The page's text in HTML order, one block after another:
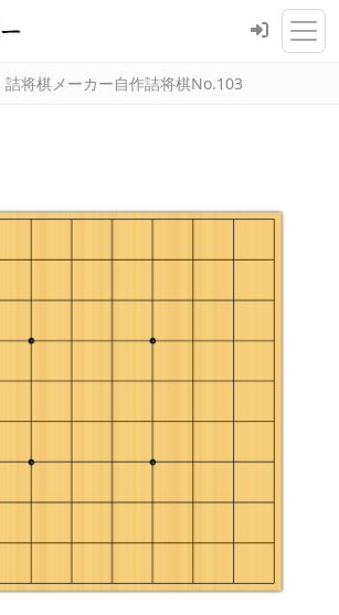
詰将棋メーカー自作詰将棋No.103